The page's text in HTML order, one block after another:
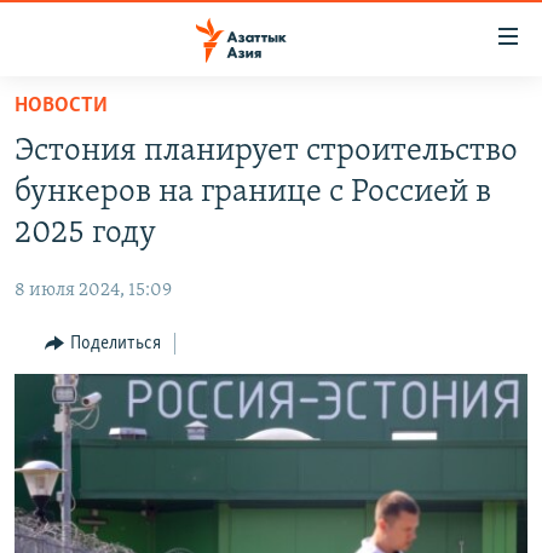
Вернуться
основному
содержанию
Вернутся
главной
Вернутся
поиску
ТАДЖИКИСТАН
НОВОСТИ
ВОЙНА В УКРАИНЕ
КЫРГЫЗЧА
ЎЗБЕКЧА
ТОҶИКӢ
TÜRKMENÇE
Все сайты РСЕ/РС
НОВОСТИ
Эстония планирует строительство
бункеров на границе с Россией в
2025 году
8 июля 2024, 15:09
Поделиться